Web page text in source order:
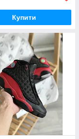
Купити